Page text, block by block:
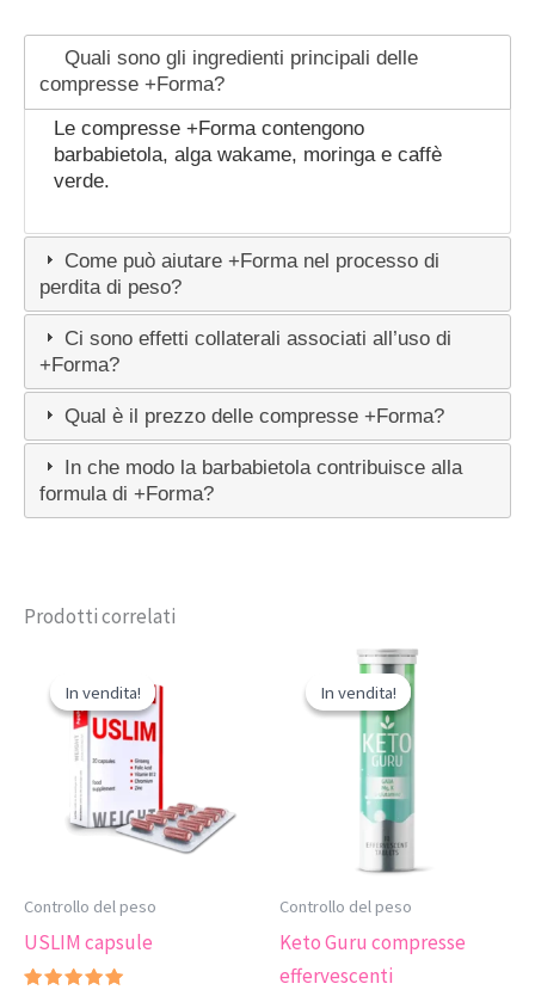
Quali sono gli ingredienti principali delle
compresse +Forma?
Le compresse +Forma contengono
barbabietola, alga wakame, moringa e caffè
verde.
Come può aiutare +Forma nel processo di
perdita di peso?
Ci sono effetti collaterali associati all’uso di
+Forma?
Qual è il prezzo delle compresse +Forma?
In che modo la barbabietola contribuisce alla
formula di +Forma?
Prodotti correlati
In vendita!
In vendita!
Controllo del peso
USLIM capsule
In vendita!
In vendita!
Controllo del peso
Keto Guru compresse
effervescenti